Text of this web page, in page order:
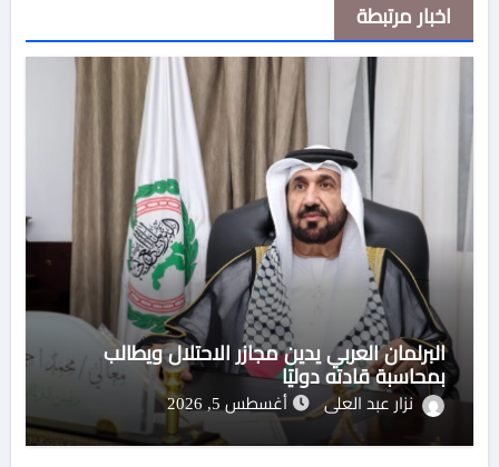
اخبار مرتبطة
البرلمان العربي يدين مجازر الاحتلال ويطالب
بمحاسبة قادته دوليًا
نزار عبد العلى أغسطس 5, 2026